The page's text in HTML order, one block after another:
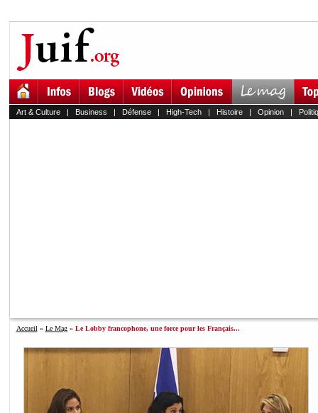
Art & Culture| Business | Défense| High-Tech| Histoire| Opinion|
Accueil » Le Mag» Le Lobby francophone, une force pour les Français...